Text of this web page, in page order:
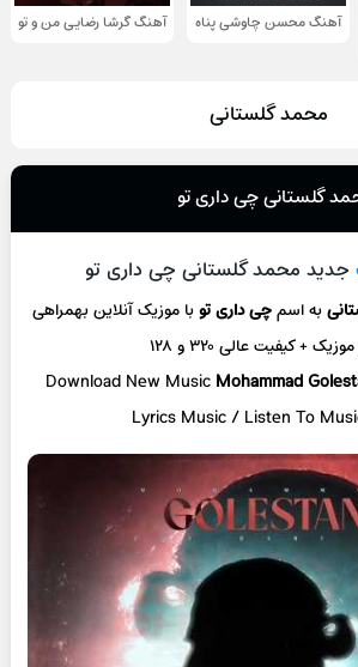
آهنگ محسن چاوشی پناه آهنگ گرشا رضایی من و تو
محمد گلستانی
گلستانی چی داری تو
جدید محمد گلستانی چی داری تو
به اسمچی داری توبا موزیک آنلاینبهمراهی
+ کیفیت عالی ۳۲۰ و ۱۲۸
Download New Music Mohammad
Lyrics Music / Listen To